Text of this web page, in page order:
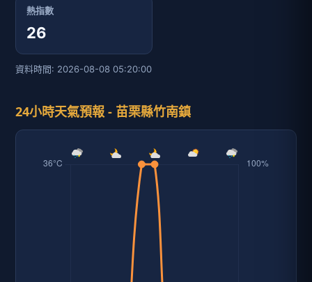
熱指數
26
資料時間: 2026-08-08 05:20:00
24小時天氣預報 - 苗栗縣竹南鎮